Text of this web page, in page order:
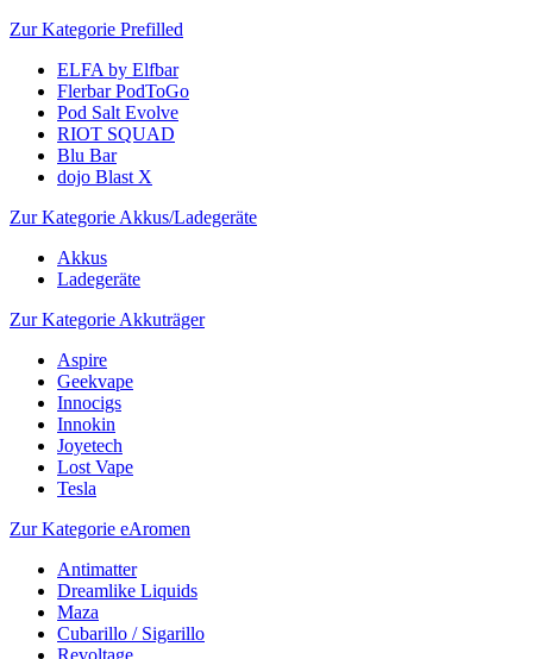
Zur Kategorie Prefilled
ELFA by Elfbar
Flerbar PodToGo
Pod Salt Evolve
RIOT SQUAD
Blu Bar
dojo Blast X
Zur Kategorie Akkus/Ladegeräte
Akkus
Ladegeräte
Zur Kategorie Akkuträger
Aspire
Geekvape
Innocigs
Innokin
Joyetech
Lost Vape
Tesla
Zur Kategorie eAromen
Antimatter
Dreamlike Liquids
Maza
Cubarillo / Sigarillo
Revoltage